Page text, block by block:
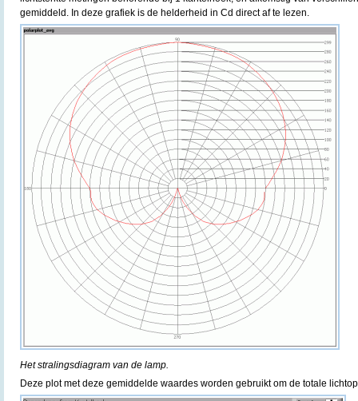
gemiddeld. In deze grafiek is de helderheid in Cd direct af te lezen.
Het stralingsdiagram van de lamp.
Deze plot met deze gemiddelde waardes worden gebruikt om de totale